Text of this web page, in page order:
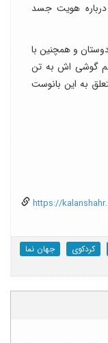
درباره هویت جسد
و همچنین با
گوشی اش به تن
به این بانوست
https://
کردکوی
جهان نما